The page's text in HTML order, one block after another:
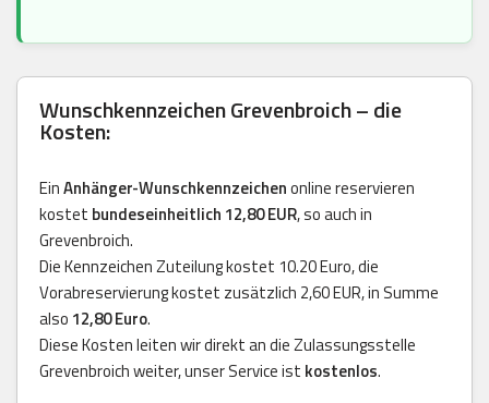
Wunschkennzeichen Grevenbroich – die
Kosten:
EinAnhänger-Wunschkennzeichenonline reservieren
kostet bundeseinheitlich 12,80 EUR, so auch in
Grevenbroich.
Die Kennzeichen Zuteilung kostet 10.20 Euro, die
Vorabreservierung kostet zusätzlich 2,60 EUR, in Summe
also 12,80 Euro.
Diese Kosten leiten wir direkt an die Zulassungsstelle
Grevenbroich weiter, unser Service ist kostenlos.